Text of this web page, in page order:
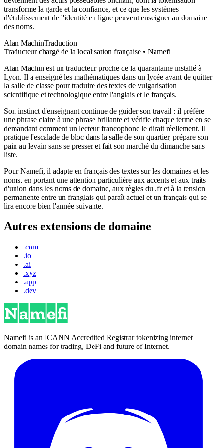
transforme la garde et la confiance, et ce que les systèmes
d'établissement de l'identité en ligne peuvent enseigner au domaine
des noms.
Alan MachinTraduction
Traducteur chargé de la localisation française • Namefi
Alan Machin est un traducteur proche de la quarantaine installé à
Lyon. Il a enseigné les mathématiques dans un lycée avant de quitter
la salle de classe pour traduire des textes de vulgarisation
scientifique et technologique entre l'anglais et le français.
Son instinct d'enseignant continue de guider son travail : il préfère
une phrase claire à une phrase brillante et vérifie chaque terme en se
demandant comment un lecteur francophone le dirait réellement. Il
pratique l'escalade de bloc dans la salle de son quartier, prépare son
pain au levain sans se presser et fait son marché du dimanche sans
liste.
Pour Namefi, il adapte en français des textes sur les domaines et les
noms, en portant une attention particulière aux accents et aux traits
d'union dans les noms de domaine, aux règles du .fr et à la tension
permanente entre un franglais qui paraît actuel et un français qui se
lira encore bien l'année suivante.
Autres extensions de domaine
.com
.io
.ai
.xyz
.app
.dev
Namefi is an ICANN Accredited Registrar tokenizing internet
domain names for trading, DeFi and future of Internet.